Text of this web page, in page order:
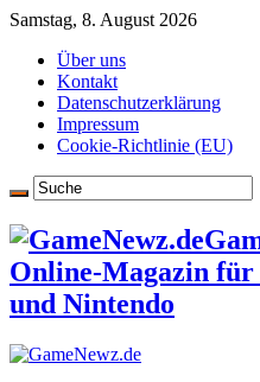
Samstag, 8. August 2026
Über uns
Kontakt
Datenschutzerklärung
Impressum
Cookie-Richtlinie (EU)
Online-Magazin
und Nintendo